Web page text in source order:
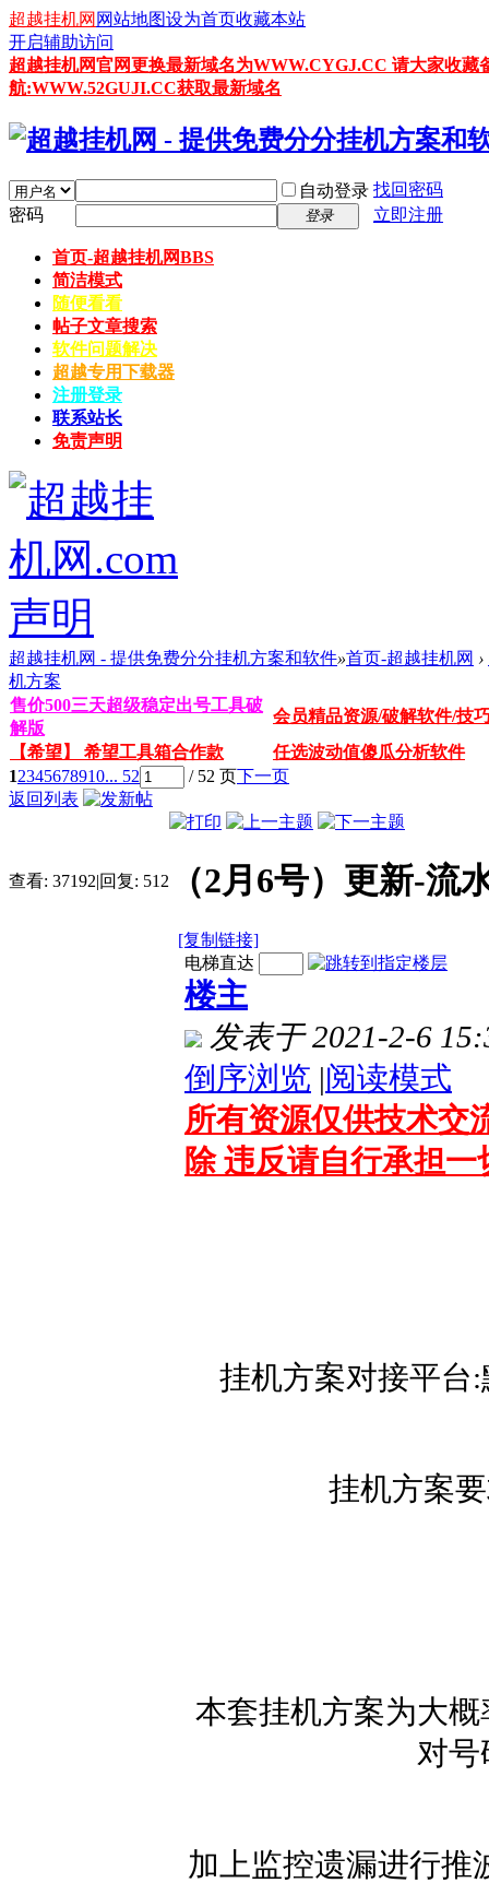
超越挂机网 网站地图设为首页收藏本站
开启辅助访问
超越挂机网官网更换最新域名为WWW.CYGJ.CC 请大家收
航:WWW.52GUJI.CC获取最新域名
自动登录 找回密码
密码
登录 立即注册
首页-超越挂机网BBS
简洁模式
随便看看
帖子文章搜索
软件问题解决
超越专用下载器
注册登录
联系站长
免责声明
超越挂机网 - 提供免费分分挂机方案和软件»首页-超越挂机网 ›
机方案
售价500三天超级稳定出号工具破
解版
会员精品资源/破解软件/技
【希望】 希望工具箱合作款
任选波动值傻瓜分析软件
12345678910... 52 / 52 页下一页
返回列表
查看: 37192|回复: 512 （2月6号）更新-流
[复制链接]
电梯直达
楼主
发表于 2021-2-6
倒序浏览 |阅读模式
所有资源仅供技术交
除 违反请自行承担
挂机方案对接平台
挂机方案
本套挂机方案为大
对号
加上监控遗漏进行推